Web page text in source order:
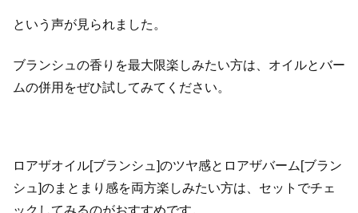
という声が見られました。
ブランシュの香りを最大限楽しみたい方は、オイルとバー
ムの併用をぜひ試してみてください。
ロアザオイル[ブランシュ]のツヤ感とロアザバーム[ブラン
シュ]のまとまり感を両方楽しみたい方は、セットでチェ
ックしてみるのがおすすめです。